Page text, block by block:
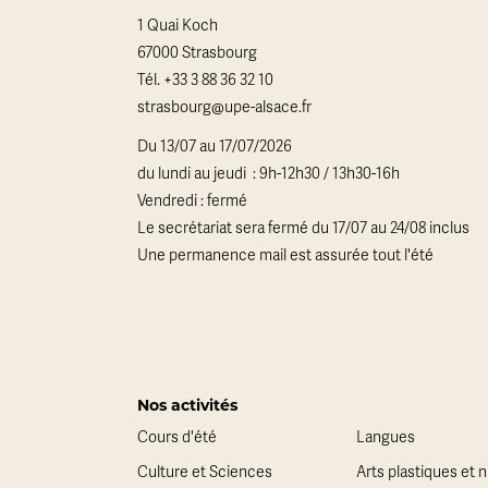
1 Quai Koch
67000 Strasbourg
Tél. +33 3 88 36 32 10
strasbourg@upe-alsace.fr
Du 13/07 au 17/07/2026
du lundi au jeudi : 9h-12h30 / 13h30-16h
Vendredi : fermé
Le secrétariat sera fermé du 17/07 au 24/08 inclus
Une permanence mail est assurée tout l'été
Nos activités
Cours d'été
Langues
Culture et Sciences
Arts plastiques et